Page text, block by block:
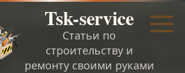
Tsk-service
Статьи по
строительству и
ремонту своими руками